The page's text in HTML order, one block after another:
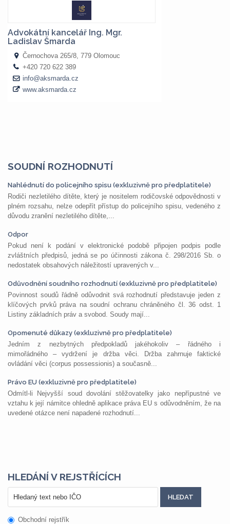
SOUDNÍ ROZHODNUTÍ
Nahlédnutí do policejního spisu (exkluzivně pro předplatitele)
Rodiči nezletilého dítěte, který je nositelem rodičovské odpovědnosti v
plném rozsahu, nelze odepřít přístup do policejního spisu, vedeného z
důvodu zranění nezletilého dítěte,...
Odpor
Pokud není k podání v elektronické podobě připojen podpis podle
zvláštních předpisů, jedná se po účinnosti zákona č. 298/2016 Sb. o
nedostatek obsahových náležitostí upravených v...
Odůvodnění soudního rozhodnutí (exkluzivně pro předplatitele)
Povinnost soudů řádně odůvodnit svá rozhodnutí představuje jeden z
klíčových prvků práva na soudní ochranu chráněného čl. 36 odst. 1
Listiny základních práv a svobod. Soudy mají...
Opomenuté důkazy (exkluzivně pro předplatitele)
Jedním z nezbytných předpokladů jakéhokoliv – řádného i
mimořádného – vydržení je držba věci. Držba zahrnuje faktické
ovládání věci (corpus possessionis) a současně...
Právo EU (exkluzivně pro předplatitele)
Odmítl-li Nejvyšší soud dovolání stěžovatelky jako nepřípustné ve
vztahu k její námitce ohledně aplikace práva EU s odůvodněním, že na
uvedené otázce není napadené rozhodnutí...
HLEDÁNÍ V REJSTŘÍCÍCH
Obchodní rejstřík